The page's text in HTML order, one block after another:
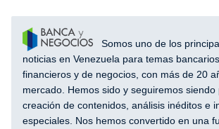
Somos uno de los
noticias en Venezuela para temas
financieros y de negocios, con más de 20
mercado. Hemos sido y seguiremos siendo
creación de contenidos, análisis inéditos e
especiales. Nos hemos convertido en una